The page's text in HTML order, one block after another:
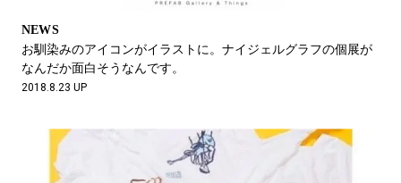
NEWS
お馴染みのアイコンがイラストに。ナイジェルグラフの個展が
なんだか面白そうなんです。
2018.8.23 UP